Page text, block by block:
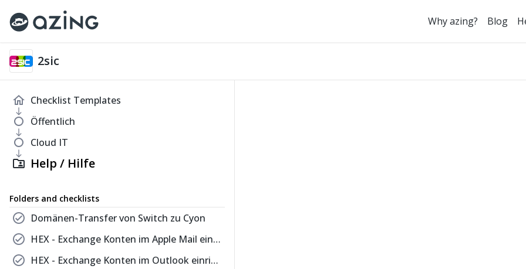
Why azing? Blog
2sic
home Checklist Templates
south
fiber_manual_record Öffentlich
south
fiber_manual_record Cloud IT
south
folder_shared Help / Hilfe
Folders and checklists
check_circle Domänen-Transfer von Switch zu Cyon
check_circle HEX - Exchange Konten im Apple Mail einrichten
check_circle HEX - Exchange Konten im Outlook einrichten